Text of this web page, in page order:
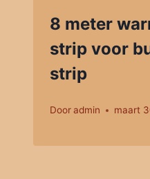
8 meter
strip voor
strip
Dooradmin maart